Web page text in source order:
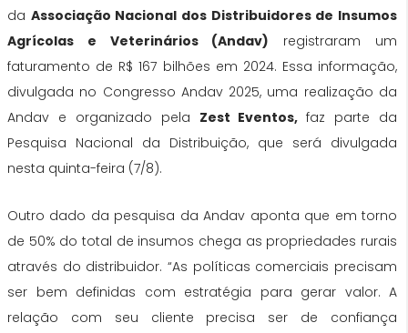
da Associação Nacional dos Distribuidores de Insumos
Agrícolas e Veterinários (Andav) registraram um
faturamento de R$ 167 bilhões em 2024. Essa informação,
divulgada no Congresso Andav 2025, uma realização da
Andav e organizado pela Zest Eventos,faz parte da
Pesquisa Nacional da Distribuição, que será divulgada
nesta quinta-feira (7/8).
Outro dado da pesquisa da Andav aponta que em torno
de 50% do total de insumos chega as propriedades rurais
através do distribuidor. “As políticas comerciais precisam
ser bem definidas com estratégia para gerar valor. A
relação com seu cliente precisa ser de confiança